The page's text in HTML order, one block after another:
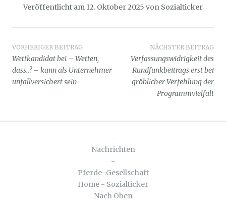
Veröffentlicht am 12. Oktober 2025 von Sozialticker
Beitragsnavigation
VORHERIGER BEITRAG
Wettkandidat bei – Wetten,
dass..? – kann als Unternehmer
unfallversichert sein
NÄCHSTER BEITRAG
Verfassungswidrigkeit des
Rundfunkbeitrags erst bei
gröblicher Verfehlung der
Programmvielfalt
-
Nachrichten
-
Pferde-Gesellschaft
Home - Sozialticker
Nach Oben